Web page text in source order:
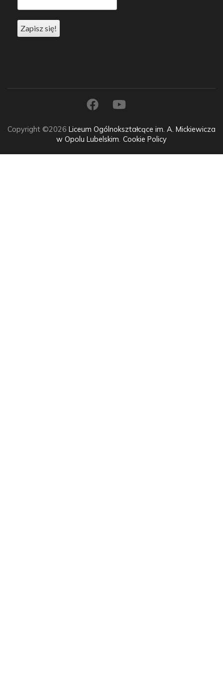
Copyright ©2026 Liceum Ogólnokształcące im. A. Mickiewicza
w Opolu Lubelskim. Cookie Policy